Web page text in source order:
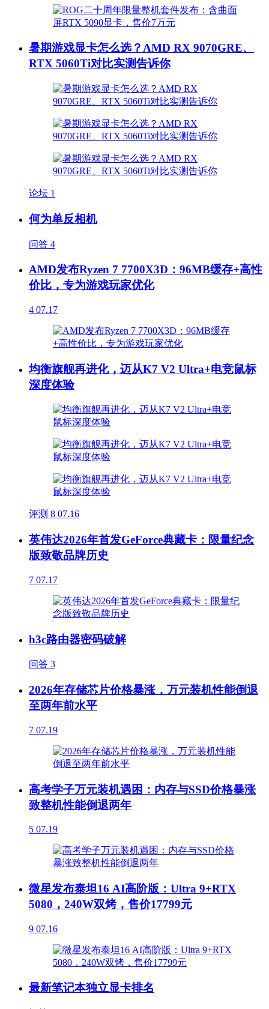
暑期游戏显卡怎么选？AMD RX 9070GRE、
RTX 5060Ti对比实测告诉你
论坛 1
何为单反相机
问答 4
AMD发布Ryzen 7 7700X3D：96MB缓存+高性
价比，专为游戏玩家优化
4 07.17
均衡旗舰再进化，迈从K7 V2 Ultra+电竞鼠标
深度体验
评测 8 07.16
英伟达2026年首发GeForce典藏卡：限量纪念
版致敬品牌历史
7 07.17
h3c路由器密码破解
问答 3
2026年存储芯片价格暴涨，万元装机性能倒退
至两年前水平
7 07.19
高考学子万元装机遇困：内存与SSD价格暴涨
致整机性能倒退两年
5 07.19
微星发布泰坦16 AI高阶版：Ultra 9+RTX
5080，240W双烤，售价17799元
9 07.16
最新笔记本独立显卡排名